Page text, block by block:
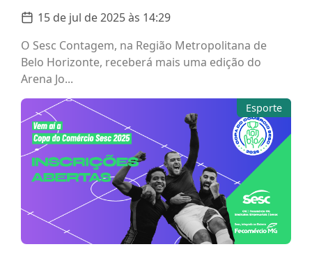
15 de jul de 2025 às 14:29
O Sesc Contagem, na Região Metropolitana de
Belo Horizonte, receberá mais uma edição do
Arena Jo...
Esporte